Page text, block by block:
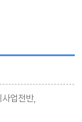
업전반,